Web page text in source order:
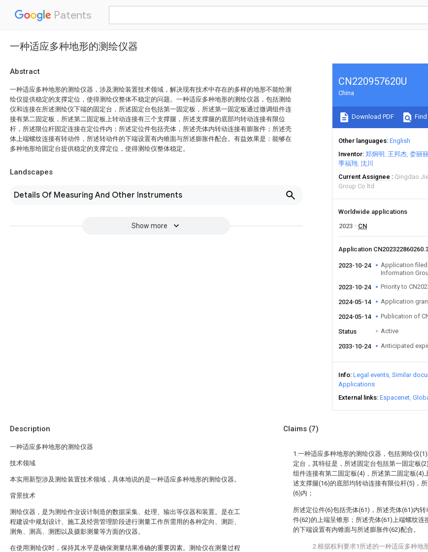
Patents
一种适应多种地形的测绘仪器
Abstract
一种适应多种地形的测绘仪器，涉及测绘装置技术领域，解决现有技术中存在的多样的地形不能给测
绘仪提供稳定的支撑定位，使得测绘仪整体不稳定的问题。一种适应多种地形的测绘仪器，包括测绘
仪和连接在所述测绘仪下端的固定台，所述固定台包括第一固定板，所述第一固定板通过微调组件连
接有第二固定板，所述第二固定板上转动连接有三个支撑腿，所述支撑腿的底部均转动连接有限位
杆，所述限位杆固定连接在定位件内；所述定位件包括壳体，所述壳体内转动连接有膨胀件；所述壳
体上端螺纹连接有转动件，所述转动件的下端设置有内锥面与所述膨胀件配合。有益效果是：能够在
多种地形给固定台提供稳定的支撑定位，使得测绘仪整体稳定。
Landscapes
Details Of Measuring And Other Instruments
Show more
CN220957620U
China
Download PDF
Other languages English
Inventor 郑炯明 王邦杰 娄丽
季福翔 沈川
Current Assignee
Qingdao
Group Co ltd
Worldwide applications
2023
CN
Application
2023-10-24
Application
Information
2023-10-24
Priority to
2024-05-14 Application
2024-05-14 Publication of
Status Active
2033-10-24 Anticipated
Info Legal events Similar
Applications
External links Espacenet
Description
一种适应多种地形的测绘仪器
技术领域
本实用新型涉及测绘装置技术领域，具体地说的是一种适应多种地形的测绘仪器。
背景技术
测绘仪器，是为测绘作业设计制造的数据采集、处理、输出等仪器和装置。是在工
程建设中规划设计、施工及经营管理阶段进行测量工作所需用的各种定向、测距、
测角、测高、测图以及摄影测量等方面的仪器。
在使用测绘仪时，保持其水平是确保测量结果准确的重要因素。测绘仪在测量过程
Claims (7)
1.一种适应多种地形的测绘仪器，包括测绘仪
定台，其特征是，所述固定台包括第一固定板
组件连接有第二固定板(4)，所述第二固定板(4)
述支撑腿(16)的底部均转动连接有限位杆(5)，
(6)内；
所述定位件(6)包括壳体(61)，所述壳体(61)内
件(62)的上端呈锥形；所述壳体(61)上端螺纹连
的下端设置有内锥面与所述膨胀件(62)配合。
2.根据权利要求1所述的一种适应多种地